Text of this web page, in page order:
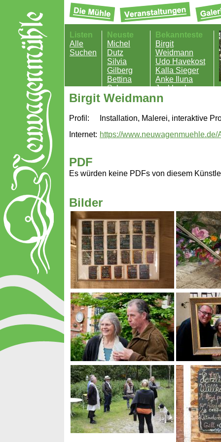
Listen
Alle
Suchen
Neuste
Michel
Dutz
Silvia
Gilberg
Bettina
Schweer
Andreas
Bekannteste
Birgit
Weidmann
Udo Havekost
Kalla Sieger
Anke Iluna
Jockheck
Birgit Weidmann
Profil:
Installation, Malerei, interaktive
Internet: https://www.neuwagenmuehle.de/
PDF
Es würden keine PDFs von diesem
Bilder